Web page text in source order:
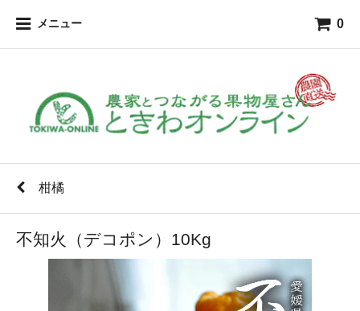
メニュー 0
柑橘
不知火（デコポン）10Kg